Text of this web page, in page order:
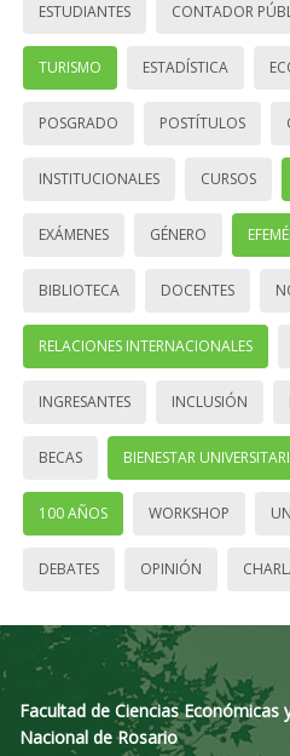
ESTUDIANTES CONTADOR
TURISMO ESTADÍSTICA
POSGRADO POSTÍTULOS
INSTITUCIONALES CURSOS
EXÁMENES GÉNERO
BIBLIOTECA DOCENTES
RELACIONES INTERNACIONALES
INGRESANTES INCLUSIÓN
BECAS BIENESTAR
100 AÑOS WORKSHOP
DEBATES OPINIÓN
Facultad de Ciencias Económicas
Nacional de Rosario